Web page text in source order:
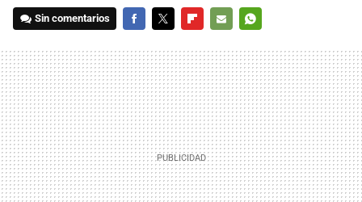
Sin comentarios
MAIL